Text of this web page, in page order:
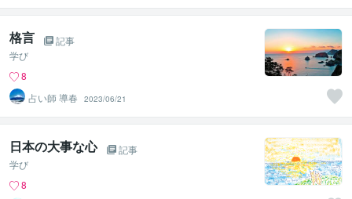
格言
記事
学び
8
占い師 導春
2023/06/21
日本の大事な心
記事
学び
8